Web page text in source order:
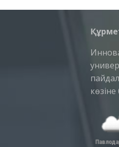
көзіне